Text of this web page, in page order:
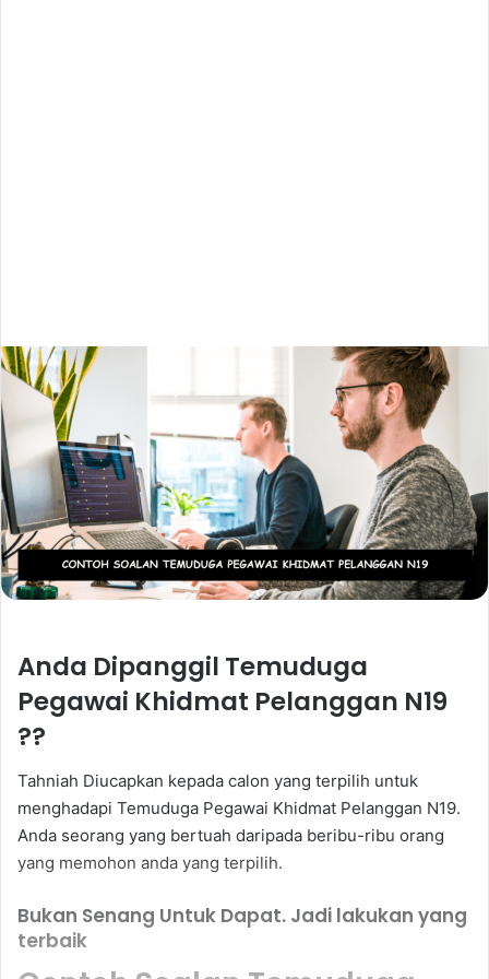
Anda Dipanggil Temuduga
Pegawai Khidmat Pelanggan N19
??
Tahniah Diucapkan kepada calon yang terpilih untuk
menghadapi Temuduga Pegawai Khidmat Pelanggan N19.
Anda seorang yang bertuah daripada beribu-ribu orang
yang memohon anda yang terpilih.
Bukan Senang Untuk Dapat. Jadi lakukan yang
terbaik